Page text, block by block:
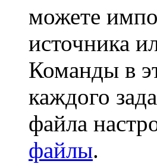
можете
источника
Команды в
каждого
файла
файлы.